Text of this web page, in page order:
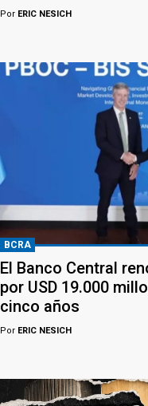
Por ERIC NESICH
BCRA
El Banco Central
por USD 19.000
cinco años
Por ERIC NESICH